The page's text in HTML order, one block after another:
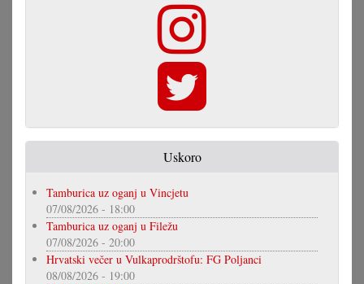
Uskoro
Tamburica uz oganj u Vincjetu
07/08/2026 - 18:00
Tamburica uz oganj u Filežu
07/08/2026 - 20:00
Hrvatski večer u Vulkaprodrštofu: FG Poljanci
08/08/2026 - 19:00